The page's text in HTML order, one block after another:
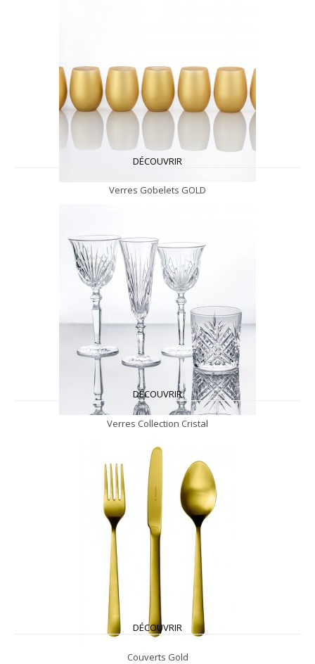
DÉCOUVRIR
Verres Gobelets GOLD
DÉCOUVRIR
Verres Collection Cristal
DÉCOUVRIR
Couverts Gold